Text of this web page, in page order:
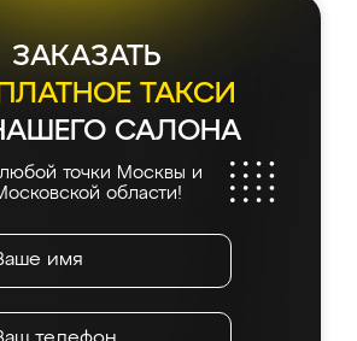
ЗАКАЗАТЬ
ТАКСИ
САЛОНА
точки Москвы и
области!